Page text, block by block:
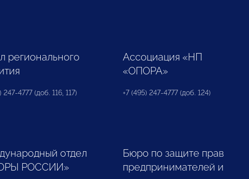
регионального
247-4777 (доб. 116, 117)
Ассоциация «НП
«ОПОРА»
+7 (495) 247-4777 (доб. 124)
отдел
РОССИИ»
Бюро по защите прав
предпринимателей и